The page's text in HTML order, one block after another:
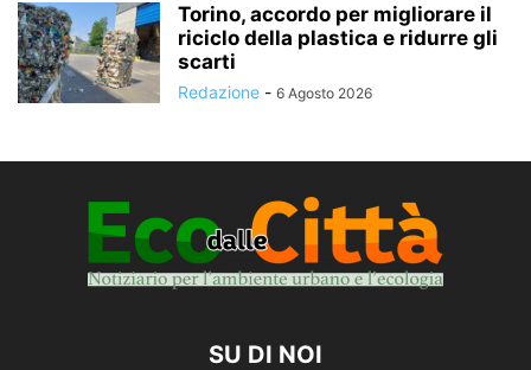
Torino, accordo per migliorare il
riciclo della plastica e ridurre gli
scarti
Redazione - 6 Agosto 2026
SU DI NOI